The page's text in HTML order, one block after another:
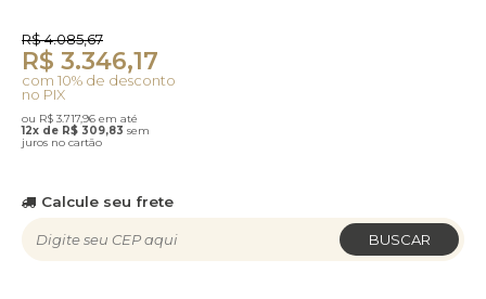
R$ 4.085,67
R$ 3.346,17
com 10% de desconto
no PIX
ou R$ 3.717,96 em até
12x de R$ 309,83 sem
juros no cartão
Calcule seu frete
BUSCAR